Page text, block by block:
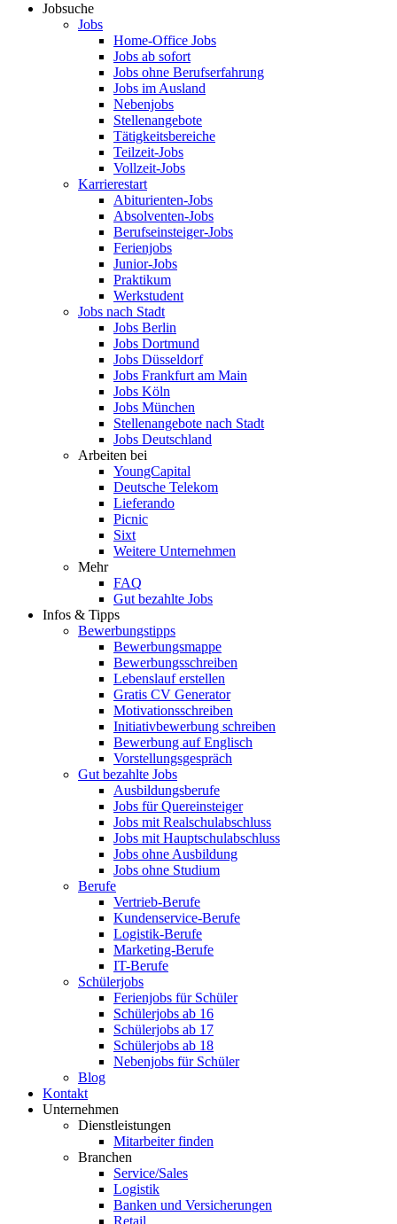
Jobsuche
Jobs
Home-Office Jobs
Jobs ab sofort
Jobs ohne Berufserfahrung
Jobs im Ausland
Nebenjobs
Stellenangebote
Tätigkeitsbereiche
Teilzeit-Jobs
Vollzeit-Jobs
Karrierestart
Abiturienten-Jobs
Absolventen-Jobs
Berufseinsteiger-Jobs
Ferienjobs
Junior-Jobs
Praktikum
Werkstudent
Jobs nach Stadt
Jobs Berlin
Jobs Dortmund
Jobs Düsseldorf
Jobs Frankfurt am Main
Jobs Köln
Jobs München
Stellenangebote nach Stadt
Jobs Deutschland
Arbeiten bei
YoungCapital
Deutsche Telekom
Lieferando
Picnic
Sixt
Weitere Unternehmen
Mehr
FAQ
Gut bezahlte Jobs
Infos & Tipps
Bewerbungstipps
Bewerbungsmappe
Bewerbungsschreiben
Lebenslauf erstellen
Gratis CV Generator
Motivationsschreiben
Initiativbewerbung schreiben
Bewerbung auf Englisch
Vorstellungsgespräch
Gut bezahlte Jobs
Ausbildungsberufe
Jobs für Quereinsteiger
Jobs mit Realschulabschluss
Jobs mit Hauptschulabschluss
Jobs ohne Ausbildung
Jobs ohne Studium
Berufe
Vertrieb-Berufe
Kundenservice-Berufe
Logistik-Berufe
Marketing-Berufe
IT-Berufe
Schülerjobs
Ferienjobs für Schüler
Schülerjobs ab 16
Schülerjobs ab 17
Schülerjobs ab 18
Nebenjobs für Schüler
Blog
Kontakt
Unternehmen
Dienstleistungen
Mitarbeiter finden
Branchen
Service/Sales
Logistik
Banken und Versicherungen
Retail